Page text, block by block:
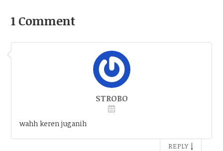
1 Comment
STROBO
wahh keren juganih
REPLY ↓